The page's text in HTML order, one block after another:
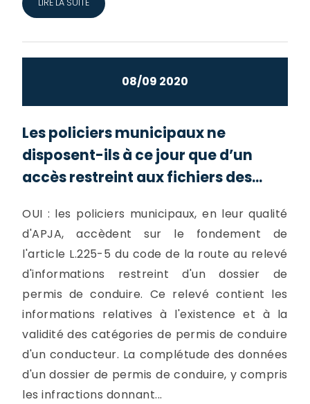
LIRE LA SUITE
08/09 2020
Les policiers municipaux ne
disposent-ils à ce jour que d’un
accès restreint aux fichiers des...
OUI : les policiers municipaux, en leur qualité
d'APJA, accèdent sur le fondement de
l'article L.225-5 du code de la route au relevé
d'informations restreint d'un dossier de
permis de conduire. Ce relevé contient les
informations relatives à l'existence et à la
validité des catégories de permis de conduire
d'un conducteur. La complétude des données
d'un dossier de permis de conduire, y compris
les infractions donnant...